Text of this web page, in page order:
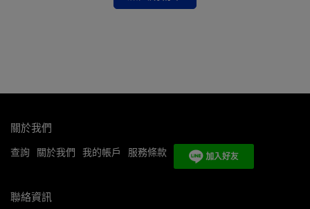
關於我們
查詢 關於我們 我的帳戶 服務條款
聯絡資訊